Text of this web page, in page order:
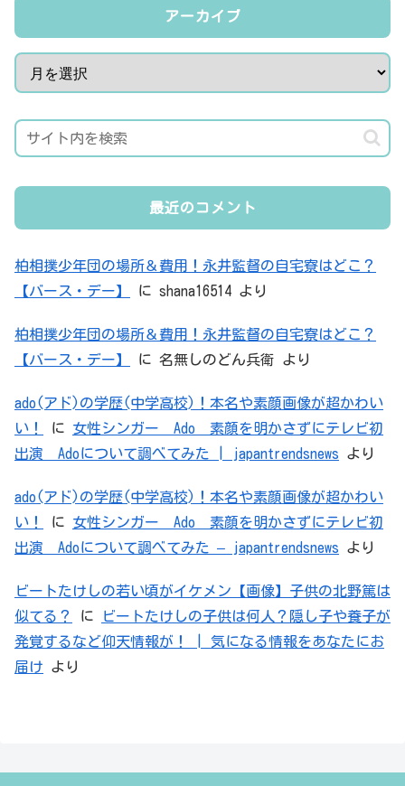
アーカイブ
最近のコメント
柏相撲少年団の場所＆費用！永井監督の自宅寮はどこ？
【バース・デー】
に shana16514 より
柏相撲少年団の場所＆費用！永井監督の自宅寮はどこ？
【バース・デー】
に 名無しのどん兵衛 より
ado(アド)の学歴(中学高校)！本名や素顔画像が超かわい
い！
に 女性シンガー Ado 素顔を明かさずにテレビ初
出演 Adoについて調べてみた | japantrendsnews より
ado(アド)の学歴(中学高校)！本名や素顔画像が超かわい
い！
に 女性シンガー Ado 素顔を明かさずにテレビ初
出演 Adoについて調べてみた – japantrendsnews より
ビートたけしの若い頃がイケメン【画像】子供の北野篤は
似てる？
に
ビートたけしの子供は何人？隠し子や養子が
発覚するなど仰天情報が！ | 気になる情報をあなたにお
届け より